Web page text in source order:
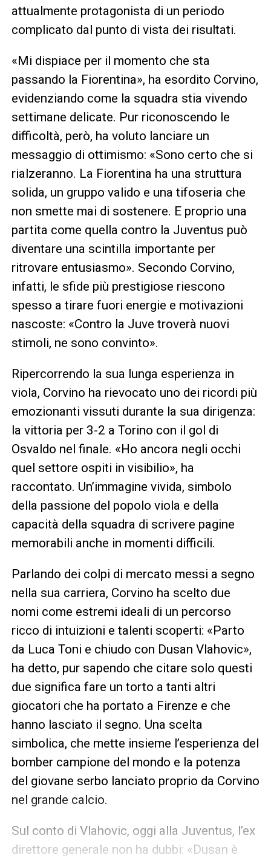
attualmente protagonista di un periodo
complicato dal punto di vista dei risultati.
«Mi dispiace per il momento che sta
passando la Fiorentina», ha esordito Corvino,
evidenziando come la squadra stia vivendo
settimane delicate. Pur riconoscendo le
difficoltà, però, ha voluto lanciare un
messaggio di ottimismo: «Sono certo che si
rialzeranno. La Fiorentina ha una struttura
solida, un gruppo valido e una tifoseria che
non smette mai di sostenere. E proprio una
partita come quella contro la Juventus può
diventare una scintilla importante per
ritrovare entusiasmo». Secondo Corvino,
infatti, le sfide più prestigiose riescono
spesso a tirare fuori energie e motivazioni
nascoste: «Contro la Juve troverà nuovi
stimoli, ne sono convinto».
Ripercorrendo la sua lunga esperienza in
viola, Corvino ha rievocato uno dei ricordi più
emozionanti vissuti durante la sua dirigenza:
la vittoria per 3-2 a Torino con il gol di
Osvaldo nel finale. «Ho ancora negli occhi
quel settore ospiti in visibilio», ha
raccontato. Un’immagine vivida, simbolo
della passione del popolo viola e della
capacità della squadra di scrivere pagine
memorabili anche in momenti difficili.
Parlando dei colpi di mercato messi a segno
nella sua carriera, Corvino ha scelto due
nomi come estremi ideali di un percorso
ricco di intuizioni e talenti scoperti: «Parto
da Luca Toni e chiudo con Dusan Vlahovic»,
ha detto, pur sapendo che citare solo questi
due significa fare un torto a tanti altri
giocatori che ha portato a Firenze e che
hanno lasciato il segno. Una scelta
simbolica, che mette insieme l’esperienza del
bomber campione del mondo e la potenza
del giovane serbo lanciato proprio da Corvino
nel grande calcio.
Sul conto di Vlahovic, oggi alla Juventus, l’ex
direttore generale non ha dubbi: «Dusan è